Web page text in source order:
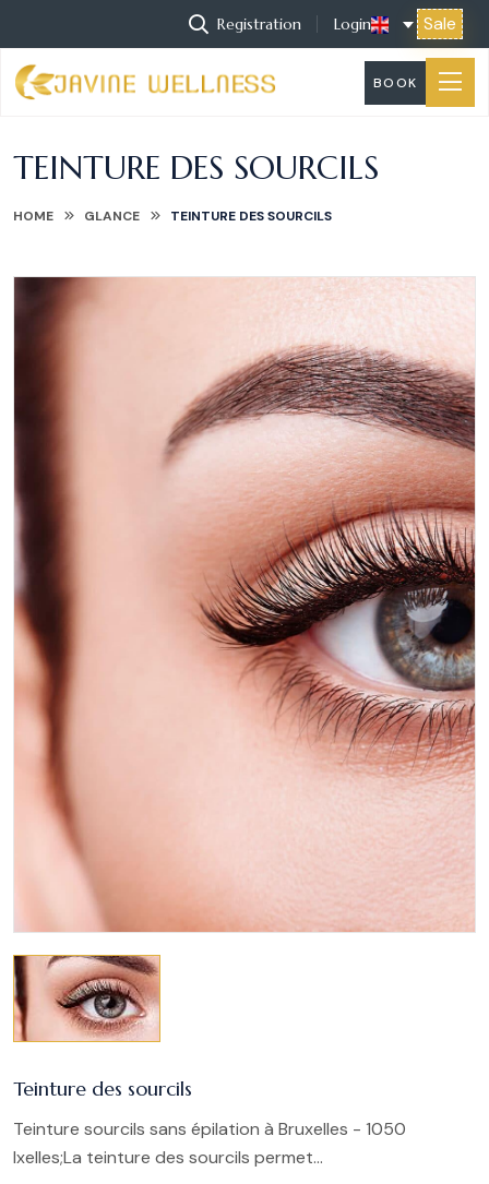
Registration Login Sale
BOOK
TEINTURE DES SOURCILS
HOME GLANCE TEINTURE DES SOURCILS
Teinture des sourcils
Teinture sourcils sans épilation à Bruxelles - 1050
Ixelles;La teinture des sourcils permet...